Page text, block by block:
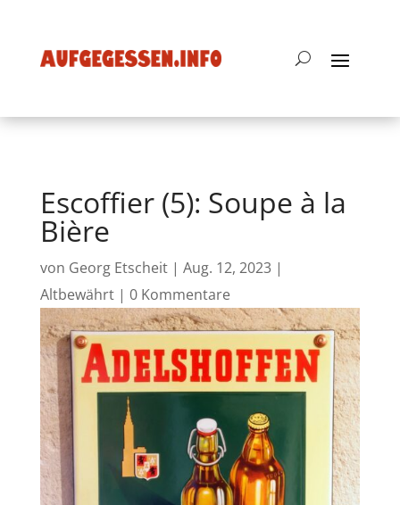
Escoffier (5): Soupe à la
Bière
von Georg Etscheit| Aug. 12, 2023|
Altbewährt| 0 Kommentare